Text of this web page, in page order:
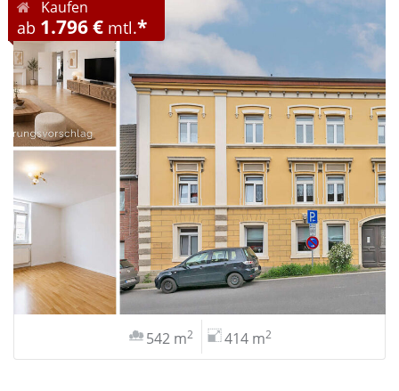
Kaufen
ab 1.796 € mtl.*
542 m2 414 m2